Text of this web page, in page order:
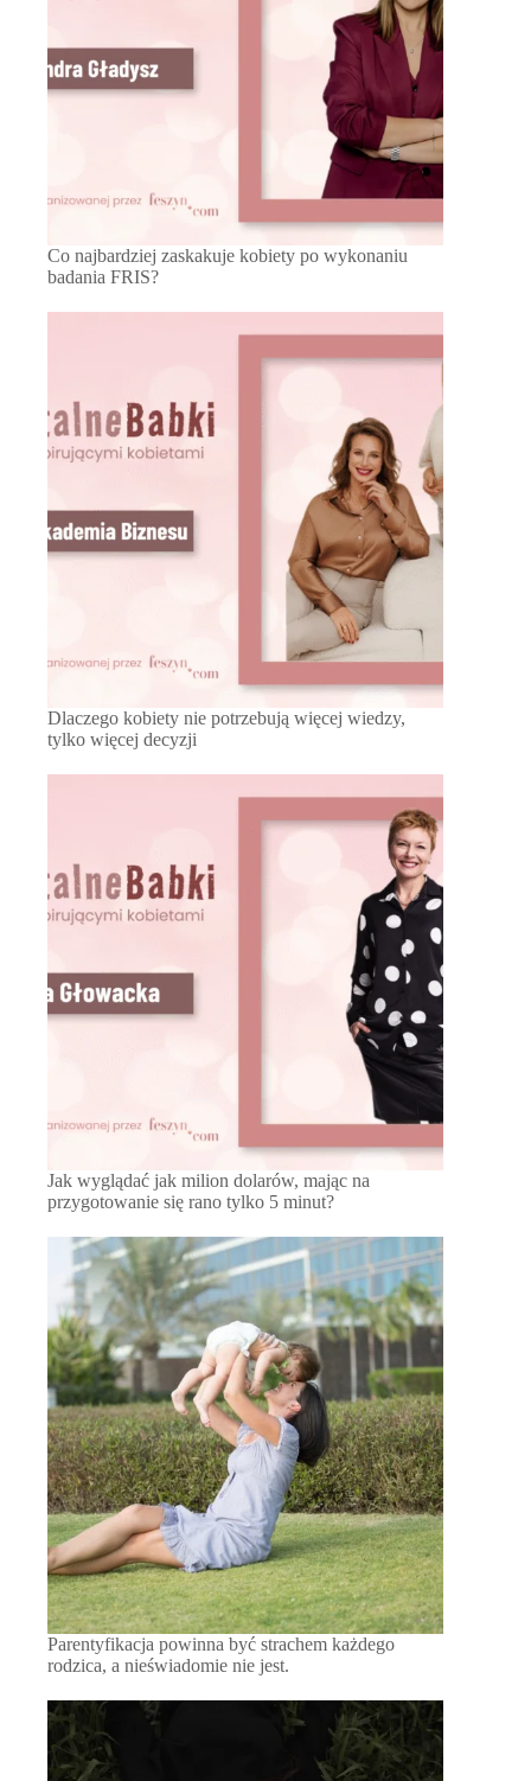
Co najbardziej zaskakuje kobiety po wykonaniu
badania FRIS?
Dlaczego kobiety nie potrzebują więcej wiedzy,
tylko więcej decyzji
Jak wyglądać jak milion dolarów, mając na
przygotowanie się rano tylko 5 minut?
Parentyfikacja powinna być strachem każdego
rodzica, a nieświadomie nie jest.